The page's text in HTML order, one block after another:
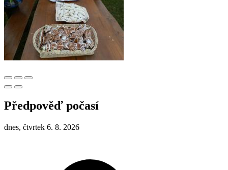
Předpověď počasí
dnes, čtvrtek 6. 8. 2026